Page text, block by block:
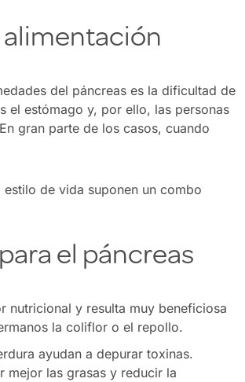
alimentación
del páncreas es la dificultad de
el estómago y, por ello, las personas
gran parte de los casos, cuando
de vida suponen un combo
el páncreas
nutricional y resulta muy beneficiosa
la coliflor o el repollo.
ayudan a depurar toxinas.
mejor las grasas y reducir la